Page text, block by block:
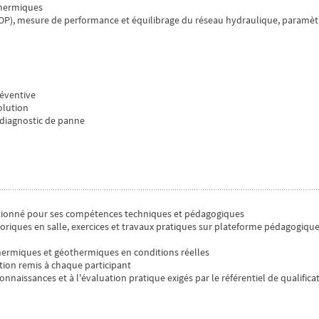
mesure de performance et équilibrage du réseau hydraulique,
de panne
pour ses compétences techniques et pédagogiques
en salle, exercices et travaux pratiques sur plateforme pédagogique
et géothermiques en conditions réelles
remis à chaque participant
et à l'évaluation pratique exigés par le référentiel de